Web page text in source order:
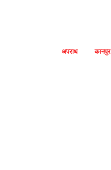
अपराध कानपुर